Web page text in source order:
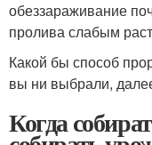
обеззараживание
пролива слабым
Какой бы способ
вы ни выбрали,
Когда